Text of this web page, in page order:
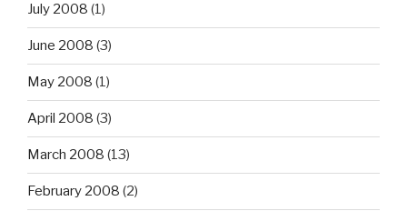
July 2008 (1)
June 2008 (3)
May 2008 (1)
April 2008 (3)
March 2008 (13)
February 2008 (2)